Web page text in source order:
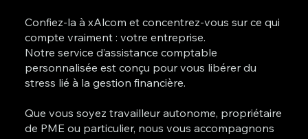
Confiez-la à xAlcom et concentrez-vous sur ce qui
compte vraiment : votre entreprise.
Notre service d’assistance comptable
personnalisée est conçu pour vous libérer du
stress lié à la gestion financière.
Que vous soyez travailleur autonome, propriétaire
de PME ou particulier, nous vous accompagnons